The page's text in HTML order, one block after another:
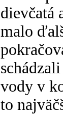
dievčatá
malo
vody v
to